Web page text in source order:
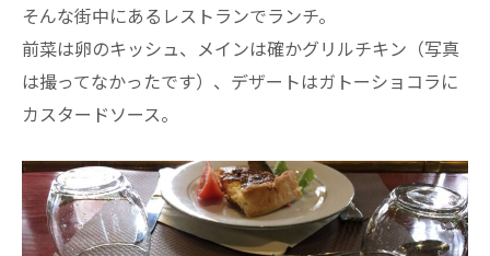
そんな街中にあるレストランでランチ。
前菜は卵のキッシュ、メインは確かグリルチキン（写真
は撮ってなかったです）、デザートはガトーショコラに
カスタードソース。